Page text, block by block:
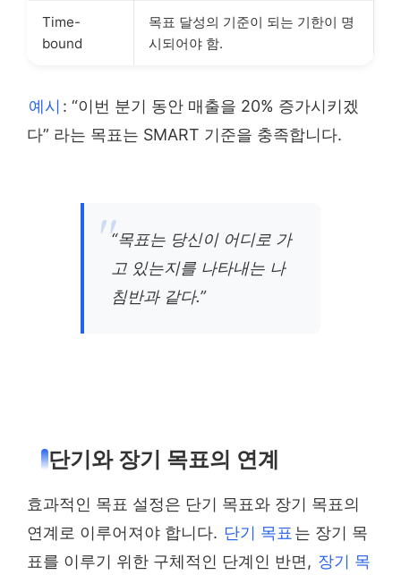
Time-
bound
목표 달성의 기준이 되는 기한이 명
시되어야 함.
예시 : “이번 분기 동안 매출을 20% 증가시키겠
다” 라는 목표는 SMART 기준을 충족합니다.
“목표는 당신이 어디로 가
고 있는지를 나타내는 나
침반과 같다.”
단기와 장기 목표의 연계
효과적인 목표 설정은 단기 목표와 장기 목표의
연계로 이루어져야 합니다. 단기 목표 는 장기 목
표를 이루기 위한 구체적인 단계인 반면, 장기 목